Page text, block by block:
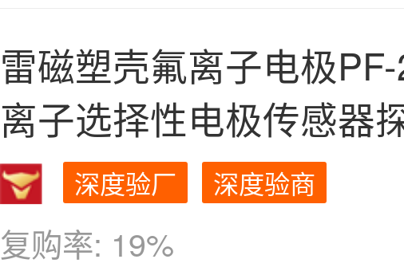
雷磁塑壳氟离子电极
离子选择性电极传感器
复购率: 19%
深度验厂 深度验商